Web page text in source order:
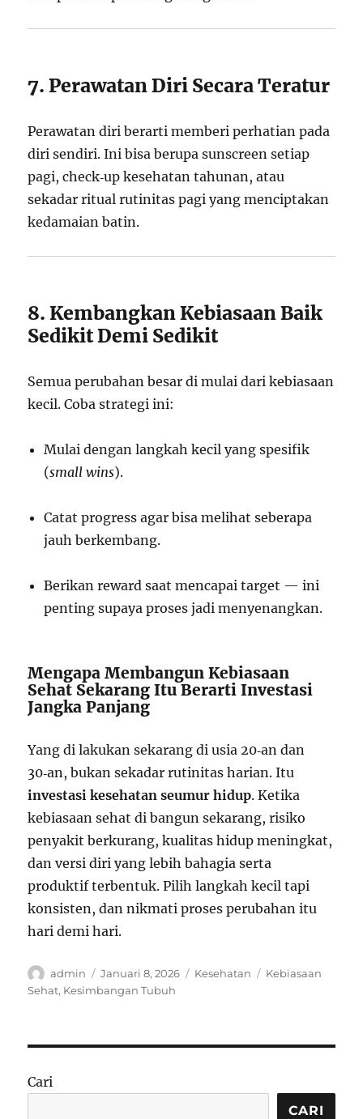
7. Perawatan Diri Secara Teratur
Perawatan diri berarti memberi perhatian pada
diri sendiri. Ini bisa berupa sunscreen setiap
pagi, check‑up kesehatan tahunan, atau
sekadar ritual rutinitas pagi yang menciptakan
kedamaian batin.
8. Kembangkan Kebiasaan Baik
Sedikit Demi Sedikit
Semua perubahan besar di mulai dari kebiasaan
kecil. Coba strategi ini:
Mulai dengan langkah kecil yang spesifik
(small wins).
Catat progress agar bisa melihat seberapa
jauh berkembang.
Berikan reward saat mencapai target — ini
penting supaya proses jadi menyenangkan.
Mengapa Membangun Kebiasaan
Sehat Sekarang Itu Berarti Investasi
Jangka Panjang
Yang di lakukan sekarang di usia 20‑an dan
30‑an, bukan sekadar rutinitas harian. Itu
investasi kesehatan seumur hidup. Ketika
kebiasaan sehat di bangun sekarang, risiko
penyakit berkurang, kualitas hidup meningkat,
dan versi diri yang lebih bahagia serta
produktif terbentuk. Pilih langkah kecil tapi
konsisten, dan nikmati proses perubahan itu
hari demi hari.
Author
admin
Posted
on
Januari 8, 2026 Categories
Kesehatan Tags
Kebiasaan
Sehat, Kesimbangan Tubuh
Cari
CARI